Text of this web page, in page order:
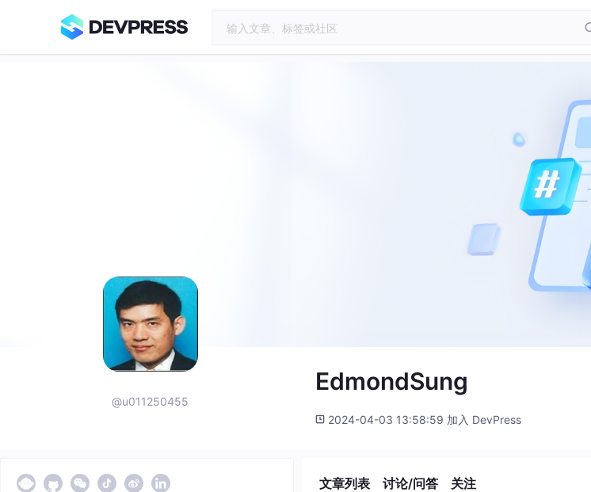
@u011250455
EdmondSung
2024-04-03 13:58:59 加入 DevPress
文章列表 讨论/问答 关注